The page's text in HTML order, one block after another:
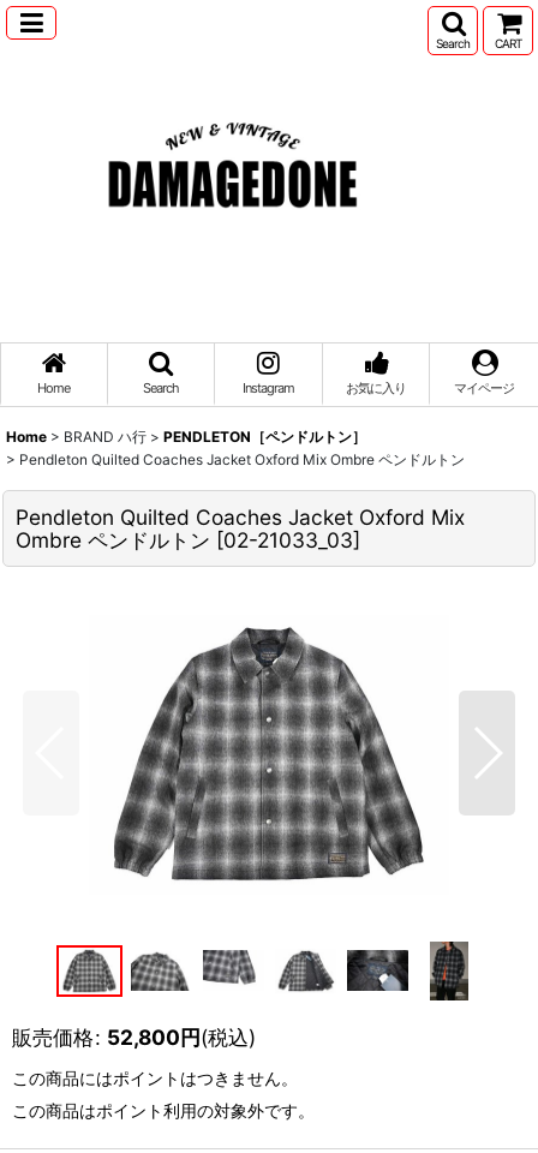
Search CART
Home Search Instagram お気に入り マイページ
Home > BRAND ハ行 > PENDLETON［ペンドルトン］
> Pendleton Quilted Coaches Jacket Oxford Mix Ombre ペンドルトン
Pendleton Quilted Coaches Jacket Oxford Mix
Ombre ペンドルトン [02-21033_03]
販売価格: 52,800円(税込)
この商品にはポイントはつきません。
この商品はポイント利用の対象外です。